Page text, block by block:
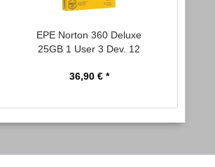
EPE Norton 360 Deluxe
25GB 1 User 3 Dev. 12
36,90 € *